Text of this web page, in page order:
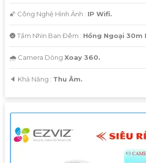
🌠 Công Nghệ Hình Ảnh : IP Wifi.
🌚 Tầm Nhìn Ban Đêm : Hồng Ngoại 30m
🌧️ Camera Dòng Xoay 360.
️🔈 Khả Năng : Thu Âm.